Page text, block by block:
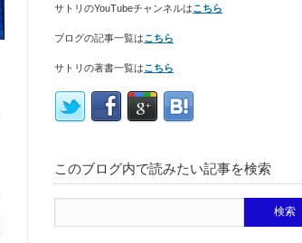
サトリのYouTubeチャンネルはこちら
ブログの記事一覧はこちら
サトリの著書一覧はこちら
このブログ内で読みたい記事を検索